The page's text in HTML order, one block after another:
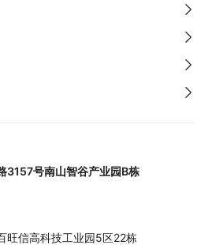
3157号南山智谷产业园B栋
旺信高科技工业园5区22栋